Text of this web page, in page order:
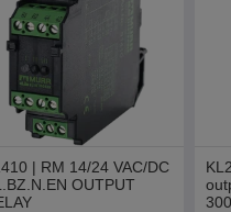
| RM 14/24 VAC/DC
OUTPUT